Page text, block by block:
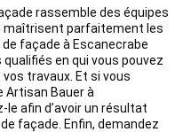
rassemble des équipes
maîtrisent parfaitement les
façade à Escanecrabe
en qui vous pouvez
travaux. Et si vous
Bauer à
le afin d’avoir un résultat
façade. Enfin, demandez